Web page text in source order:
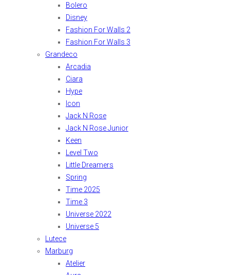
Bolero
Disney
Fashion For Walls 2
Fashion For Walls 3
Grandeco
Arcadia
Ciara
Hype
Icon
Jack N Rose
Jack N Rose Junior
Keen
Level Two
Little Dreamers
Spring
Time 2025
Time 3
Universe 2022
Universe 5
Lutece
Marburg
Atelier